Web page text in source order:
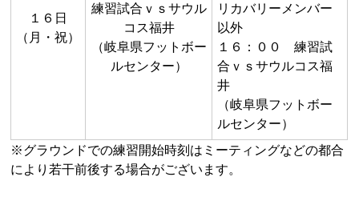
１６日
（月・祝）
練習試合ｖｓサウル
コス福井
（岐阜県フットボー
ルセンター）
リカバリーメンバー
以外
１６：００ 練習試
合ｖｓサウルコス福
井
（岐阜県フットボー
ルセンター）
※グラウンドでの練習開始時刻はミーティングなどの都合
により若干前後する場合がございます。